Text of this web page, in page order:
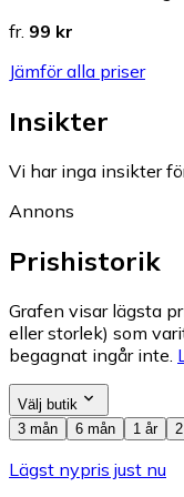
fr. 99 kr
Jämför alla priser
Insikter
Vi har inga insikter
Annons
Prishistorik
Grafen visar lägsta
eller storlek) som
begagnat ingår inte.
Välj butik
3 mån
6 mån 1 år
Lägst nypris just nu